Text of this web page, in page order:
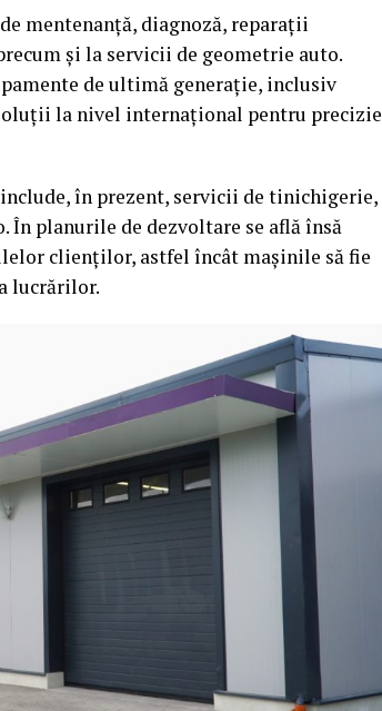
mentenanță, diagnoză, reparații
și la servicii de geometrie auto.
de ultimă generație, inclusiv
la nivel internațional pentru precizie
în prezent, servicii de tinichigerie,
În planurile de dezvoltare se află însă
clienților, astfel încât mașinile să fie
lucrărilor.